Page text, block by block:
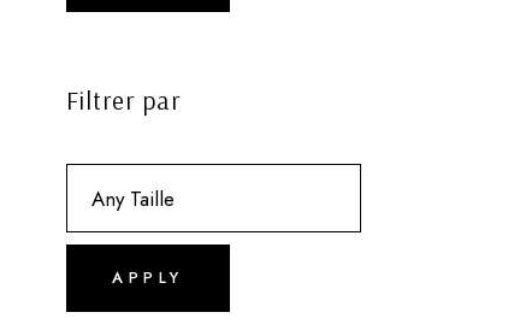
Filtrer par
APPLY